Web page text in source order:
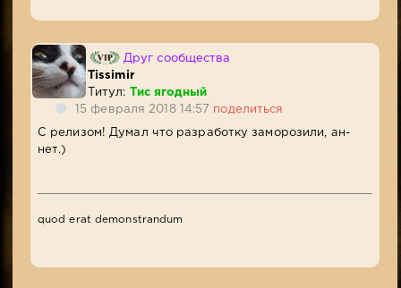
Друг сообщества
Tissimir
Титул:
Тис ягодный
15 февраля 2018 14:57 поделиться
С релизом! Думал что разработку заморозили, ан-
нет.)
quod erat demonstrandum